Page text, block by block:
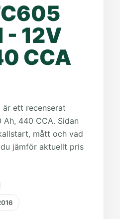
- 12V
CCA
är ett recenserat
440 CCA. Sidan
mått och vad
jämför aktuellt pris